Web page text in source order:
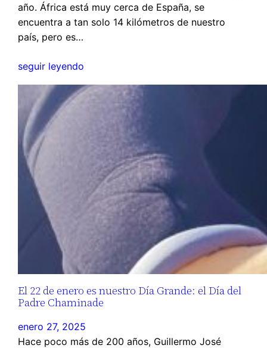
año. África está muy cerca de España, se
encuentra a tan solo 14 kilómetros de nuestro
país, pero es…
seguir leyendo
El 22 de enero es nuestro Día Grande: el Día del
Padre Chaminade
enero 27, 2025
Hace poco más de 200 años, Guillermo José